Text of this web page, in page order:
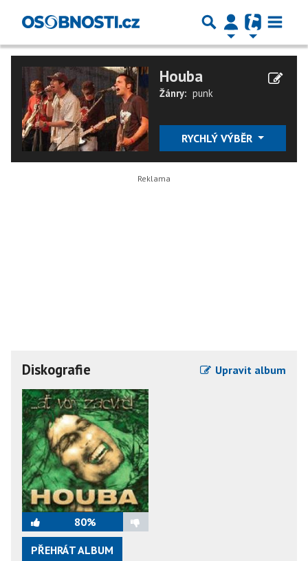
Houba
Žánry: punk
RYCHLÝ VÝBĚR
Diskografie Upravit album
80%
PŘEHRÁT ALBUM